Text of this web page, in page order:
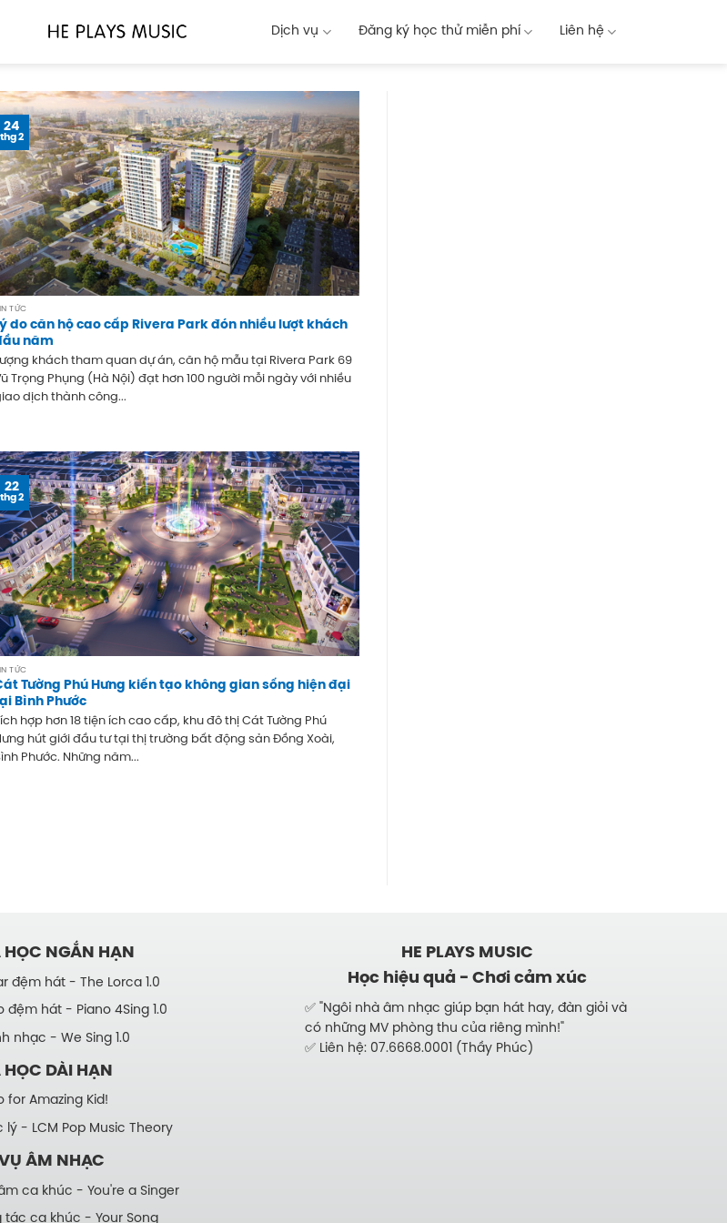
Dịch vụ Đăng ký học thử miễn phí Liên hệ
24
thg 2
TỨC
do căn hộ cao cấp Rivera Park đón nhiều lượt khách
năm
khách tham quan dự án, căn hộ mẫu tại Rivera Park 69
Trọng Phụng (Hà Nội) đạt hơn 100 người mỗi ngày với nhiều
dịch thành công...
22
thg 2
TỨC
Tường Phú Hưng kiến tạo không gian sống hiện đại
Bình Phước
Tích hợp hơn 18 tiện ích cao cấp, khu đô thị Cát Tường Phú
hút giới đầu tư tại thị trường bất động sản Đồng Xoài,
Phước. Những năm...
HỌC NGẮN HẠN
đệm hát - The Lorca 1.0
đệm hát - Piano 4Sing 1.0
nhạc - We Sing 1.0
HỌC DÀI HẠN
for Amazing Kid!
lý - LCM Pop Music Theory
ÂM NHẠC
ca khúc - You're a Singer
tác ca khúc - Your Song
HE PLAYS MUSIC
Học hiệu quả - Chơi cảm xúc
✅ "Ngôi nhà âm nhạc giúp bạn hát hay, đàn giỏi và
có những MV phòng thu của riêng mình!"
✅ Liên hệ: 07.6668.0001 (Thầy Phúc)